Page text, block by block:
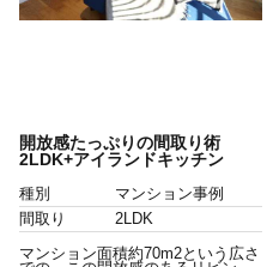
開放感たっぷりの間取り術
2LDK+アイランドキッチン
種別
マンション事例
間取り
2LDK
マンション面積約70m2という広さ